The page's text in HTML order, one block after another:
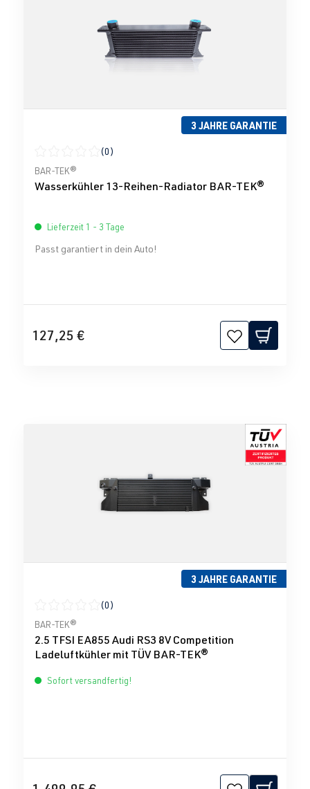
3 JAHRE GARANTIE
Durchschnittliche Bewertung von 0 von 5 Sternen
(0)
BAR-TEK®
Wasserkühler 13-Reihen-Radiator BAR-TEK®
Lieferzeit 1 - 3 Tage
Passt garantiert in dein Auto!
127,25 €
3 JAHRE GARANTIE
Durchschnittliche Bewertung von 0 von 5 Sternen
(0)
BAR-TEK®
2.5 TFSI EA855 Audi RS3 8V Competition
Ladeluftkühler mit TÜV BAR-TEK®
Sofort versandfertig!